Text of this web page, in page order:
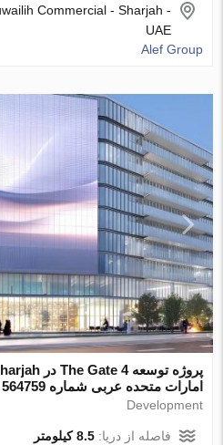
Commercial - Sharjah -
UAE
Alef Group
امارات متحده عربی شماره 564759
Development
فاصله از دریا:8.5 کیلومتر